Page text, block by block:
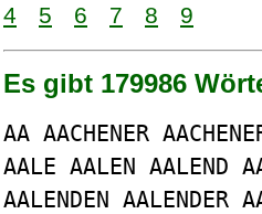
4
5 6 7 8 9
Es gibt 179986
AA AACHENER
AALE AALEN AALEND
AALENDEN AALENDER